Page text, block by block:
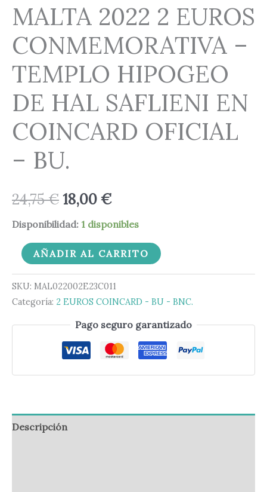
MALTA 2022 2 EUROS
CONMEMORATIVA –
TEMPLO HIPOGEO
DE HAL SAFLIENI EN
COINCARD OFICIAL
– BU.
24,75€18,00€
Disponibilidad: 1 disponibles
AÑADIR AL CARRITO
SKU: MAL022002E23C011
Categoría: 2 EUROS COINCARD - BU - BNC.
Pago seguro garantizado
Descripción